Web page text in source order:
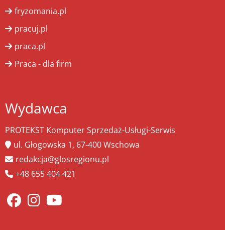
fryzomania.pl
pracuj.pl
praca.pl
Praca - dla firm
Wydawca
PROTEKST Komputer Sprzedaż-Usługi-Serwis
ul. Głogowska 1, 67-400 Wschowa
redakcja@glosregionu.pl
+48 655 404 421